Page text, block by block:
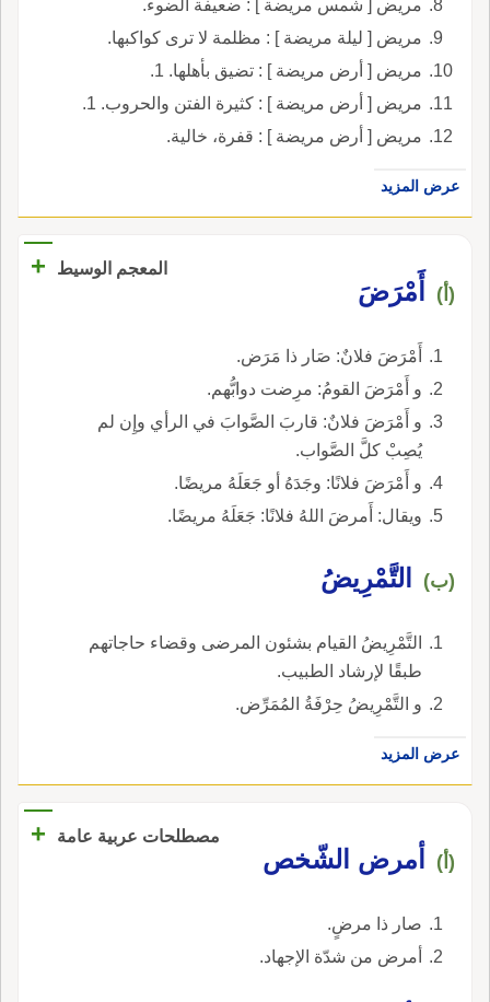
مريض [ شمس مريضة ] : ضعيفة الضوء.
مريض [ ليلة مريضة ] : مظلمة لا ترى كواكبها.
مريض [ أرض مريضة ] : تضيق بأهلها. 1.
مريض [ أرض مريضة ] : كثيرة الفتن والحروب. 1.
مريض [ أرض مريضة ] : قفرة، خالية.
عرض المزيد
المعجم الوسيط +
(أ) أَمْرَضَ
أَمْرَضَ فلانٌ: صَار ذا مَرَض.
و أَمْرَضَ القومُ: مرِضت دوابُّهم.
و أَمْرَضَ فلانٌ: قاربَ الصَّوابَ في الرأي وإِن لم
يُصِبْ كلَّ الصَّواب.
و أَمْرَضَ فلانًا: وجَدَهُ أو جَعَلَهُ مريضًا.
ويقال: أَمرضَ اللهُ فلانًا: جَعَلَهُ مريضًا.
(ب) التَّمْرِيضُ
التَّمْرِيضُ القيام بشئون المرضى وقضاء حاجاتهم
طبقًا لإرشاد الطبيب.
و التَّمْرِيضُ حِرْفَةُ المُمَرِّض.
عرض المزيد
مصطلحات عربية عامة +
(أ) أمرض الشّخص
صار ذا مرضٍ.
أمرض من شدّة الإجهاد.